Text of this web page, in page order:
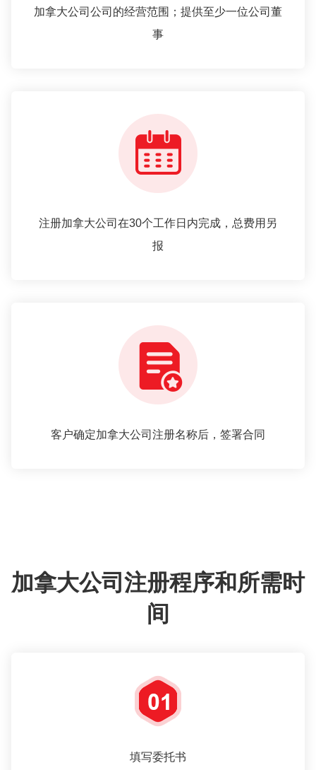
加拿大公司公司的经营范围；提供至少一位公司董
事
注册加拿大公司在30个工作日内完成，总费用另
报
客户确定加拿大公司注册名称后，签署合同
加拿大公司注册程序和所需时
间
填写委托书